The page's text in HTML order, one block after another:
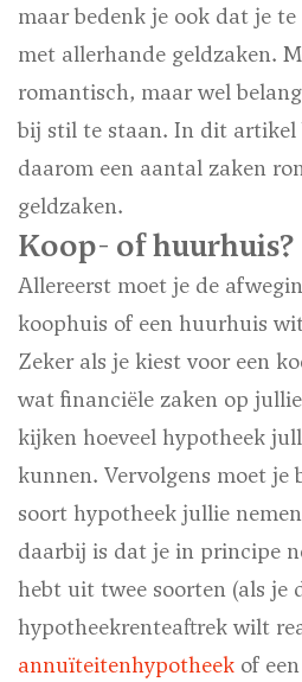
maar bedenk je ook dat je
met allerhande geldzaken.
romantisch, maar wel
bij stil te staan. In dit artikel
daarom een aantal zaken
geldzaken.
Koop- of huurhuis?
Allereerst moet je de
koophuis of een huurhuis
Zeker als je kiest voor een
wat financiële zaken op
kijken hoeveel hypotheek
kunnen. Vervolgens moet je
soort hypotheek jullie
daarbij is dat je in principe
hebt uit twee soorten (als je
hypotheekrenteaftrek wilt
annuïteitenhypotheek of